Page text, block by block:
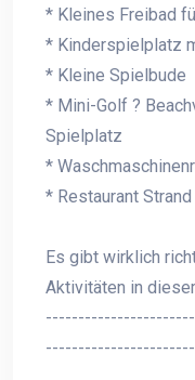
* Kleines Freibad
* Kinderspielplatz
* Kleine Spielbude
* Mini-Golf ?
Spielplatz
*
* Restaurant
Es gibt wirklich
Aktivitäten in